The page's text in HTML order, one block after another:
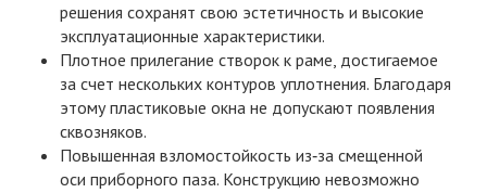
решения сохранят свою эстетичность и высокие
эксплуатационные характеристики.
Плотное прилегание створок к раме, достигаемое
за счет нескольких контуров уплотнения. Благодаря
этому пластиковые окна не допускают появления
сквозняков.
Повышенная взломостойкость из‑за смещенной
оси приборного паза. Конструкцию невозможно